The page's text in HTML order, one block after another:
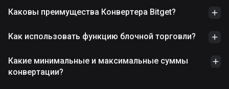
Каковы преимущества Конвертера Bitget?
Как использовать функцию блочной торговли?
Какие минимальные и максимальные суммы
конвертации?